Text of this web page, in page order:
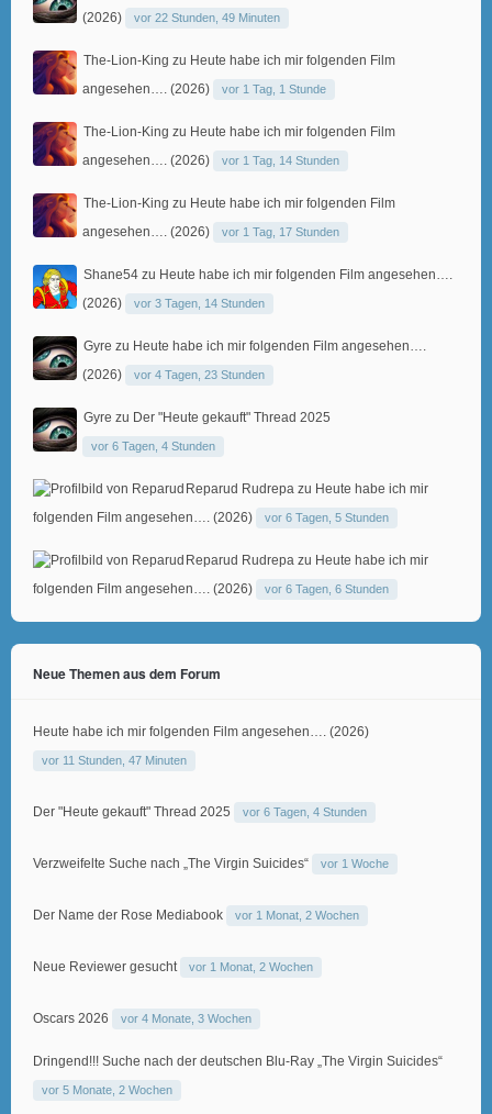
(2026) vor 22 Stunden, 49 Minuten
The-Lion-King zu Heute habe ich mir folgenden Film
angesehen…. (2026)
vor 1 Tag, 1 Stunde
The-Lion-King zu Heute habe ich mir folgenden Film
angesehen…. (2026)
vor 1 Tag, 14 Stunden
The-Lion-King zu Heute habe ich mir folgenden Film
angesehen…. (2026)
vor 1 Tag, 17 Stunden
Shane54 zu Heute habe ich mir folgenden Film angesehen….
(2026)
vor 3 Tagen, 14 Stunden
Gyre zu Heute habe ich mir folgenden Film angesehen….
(2026)
vor 4 Tagen, 23 Stunden
Gyre zu Der "Heute gekauft" Thread 2025
vor 6 Tagen, 4 Stunden
Reparud Rudrepa zu Heute habe ich mir
folgenden Film angesehen…. (2026)
vor 6 Tagen, 5 Stunden
Reparud Rudrepa zu Heute habe ich mir
folgenden Film angesehen…. (2026)
vor 6 Tagen, 6 Stunden
Neue Themen aus dem Forum
Heute habe ich mir folgenden Film angesehen…. (2026)
vor 11 Stunden, 47 Minuten
Der "Heute gekauft" Thread 2025 vor 6 Tagen, 4 Stunden
Verzweifelte Suche nach „The Virgin Suicides“ vor 1 Woche
Der Name der Rose Mediabook vor 1 Monat, 2 Wochen
Neue Reviewer gesucht vor 1 Monat, 2 Wochen
Oscars 2026 vor 4 Monate, 3 Wochen
Dringend!!! Suche nach der deutschen Blu-Ray „The Virgin Suicides“
vor 5 Monate, 2 Wochen